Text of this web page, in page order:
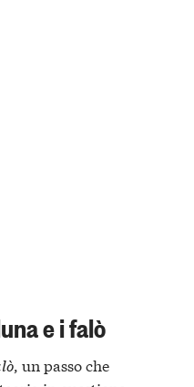
e i falò
, un passo che